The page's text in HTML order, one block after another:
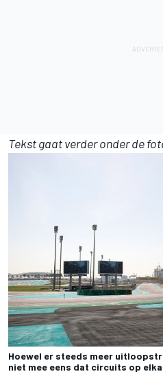
Tekst gaat verder onder de
Hoewel er steeds meer
niet mee eens dat circuits op